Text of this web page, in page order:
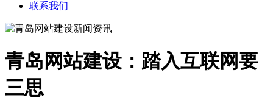
联系我们
青岛网站建设：踏入互联网要
三思